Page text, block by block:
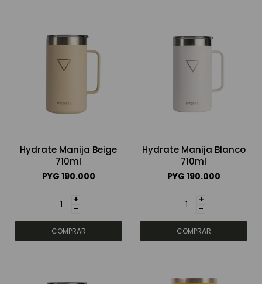
Hydrate Manija Beige
710ml
PYG 190.000
+
-
Hydrate Manija Blanco
710ml
PYG 190.000
+
-